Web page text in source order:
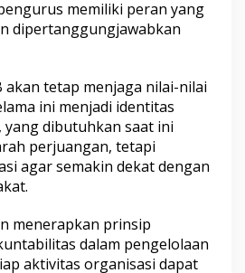
memiliki peran yang
dipertanggungjawabkan
akan tetap menjaga nilai-nilai
ini menjadi identitas
dibutuhkan saat ini
perjuangan, tetapi
agar semakin dekat dengan
menerapkan prinsip
dalam pengelolaan
aktivitas organisasi dapat